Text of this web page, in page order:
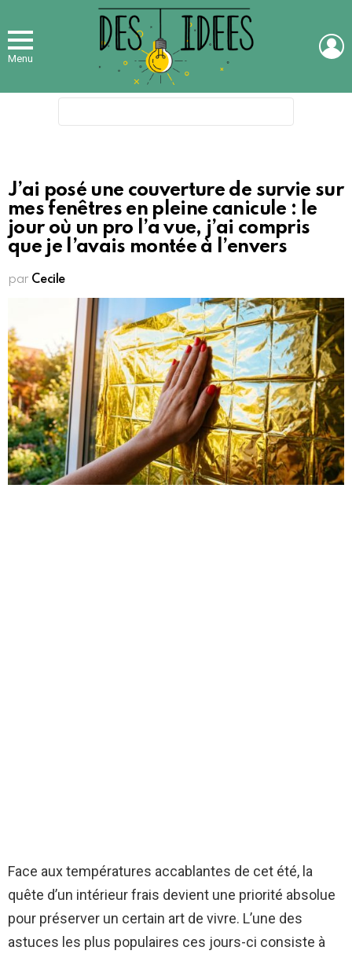
Menu
J’ai posé une couverture de survie sur
mes fenêtres en pleine canicule : le
jour où un pro l’a vue, j’ai compris
que je l’avais montée à l’envers
par Cecile
Face aux températures accablantes de cet été, la
quête d’un intérieur frais devient une priorité absolue
pour préserver un certain art de vivre. L’une des
astuces les plus populaires ces jours-ci consiste à